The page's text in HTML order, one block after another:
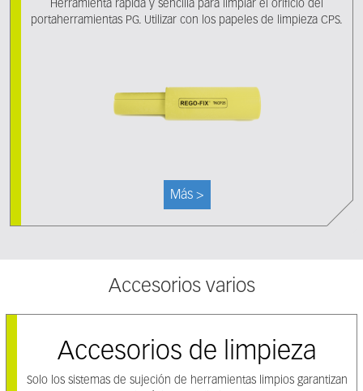
Herramienta rápida y sencilla para limpiar el orificio del
portaherramientas PG. Utilizar con los papeles de limpieza CPS.
Más >
Accesorios varios
Accesorios de limpieza
Solo los sistemas de sujeción de herramientas limpios garantizan